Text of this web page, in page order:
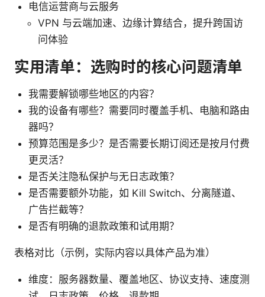
电信运营商与云服务
VPN 与云端加速、边缘计算结合，提升跨国访
问体验
实用清单：选购时的核心问题清单
我需要解锁哪些地区的内容？
我的设备有哪些？需要同时覆盖手机、电脑和路由
器吗？
预算范围是多少？是否需要长期订阅还是按月付费
更灵活？
是否关注隐私保护与无日志政策？
是否需要额外功能，如 Kill Switch、分离隧道、
广告拦截等？
是否有明确的退款政策和试用期？
表格对比（示例，实际内容以具体产品为准）
维度：服务器数量、覆盖地区、协议支持、速度测